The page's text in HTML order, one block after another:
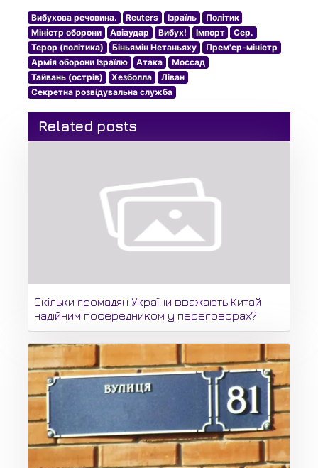
Вибухова речовина. Reuters Ізраїль
Політик
Міністр оборони
Авіаудар Вибух! Імпорт
Сер.
Терор (політика)
Біньямін Нетаньяху
Прем'єр-міністр
Армія оборони Ізраїлю
Атака
Моссад
Тайвань (острів)
Хезболла
Ліван
Секретна розвідувальна служба
Related posts
Скільки громадян України вважають Китай
надійним посередником у переговорах?